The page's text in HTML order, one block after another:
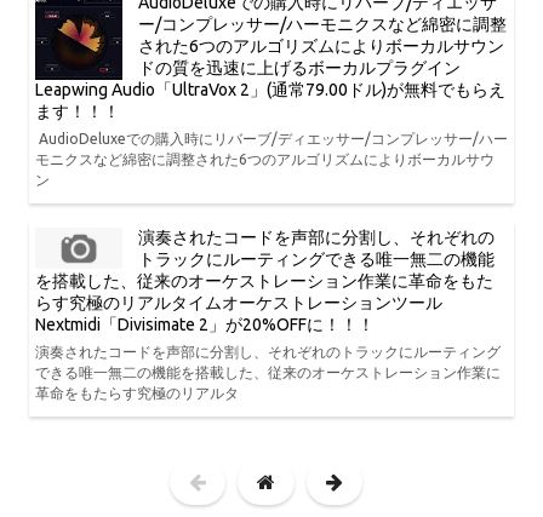
ー/コンプレッサー/ハーモニクスなど綿密に調整
された6つのアルゴリズムによりボーカルサウン
ドの質を迅速に上げるボーカルプラグイン
Leapwing Audio「UltraVox 2」(通常79.00ドル)が無料でもらえ
ます！！！
AudioDeluxeでの購入時にリバーブ/ディエッサー/コンプレッサー/ハー
モニクスなど綿密に調整された6つのアルゴリズムによりボーカルサウ
ン
演奏されたコードを声部に分割し、それぞれの
トラックにルーティングできる唯一無二の機能
を搭載した、従来のオーケストレーション作業に革命をもた
らす究極のリアルタイムオーケストレーションツール
Nextmidi「Divisimate 2」が20%OFFに！！！
演奏されたコードを声部に分割し、それぞれのトラックにルーティング
できる唯一無二の機能を搭載した、従来のオーケストレーション作業に
革命をもたらす究極のリアルタ